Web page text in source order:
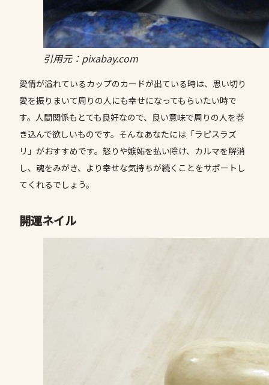
引用元：pixabay.com
愛情が溢れているカップのカードが出ている時は、思い切り
愛を振りまいて周りの人にも幸せになってもらいたい時で
す。人間関係もとても良好なので、良い意味で周りの人を巻
き込んで欲しいものです。そんなあなたには「ラピスラズ
リ」がおすすめです。怒りや嫉妬を払い除け、カルマを解消
し、魂をみがき、より幸せな気持ちが続くことをサポートし
てくれるでしょう。
開運ネイル